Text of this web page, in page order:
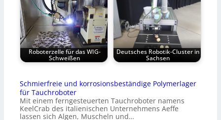
Roboterzelle für das WIG-
Schweißen
Deutsches Robotik-Cluster in
Sachsen
Schmierfreie und korrosionsbeständige Polymerlager
für Tauchroboter
Mit einem ferngesteuerten Tauchroboter namens
KeelCrab des italienischen Unternehmens Aeffe
lassen sich Algen, Muscheln und…